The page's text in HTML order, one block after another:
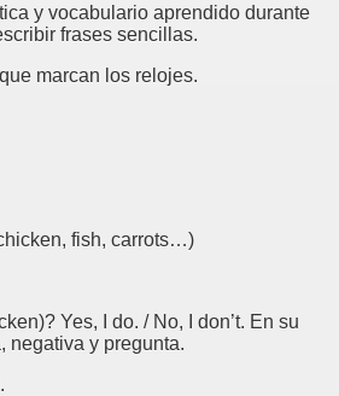
y vocabulario aprendido durante
frases sencillas.
marcan los relojes.
fish, carrots…)
Yes, I do. / No, I don’t. En su
negativa y pregunta.